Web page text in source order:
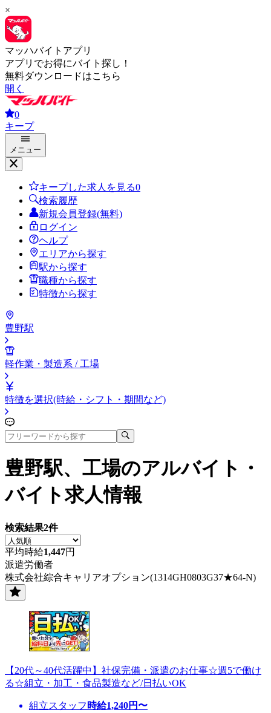
×
マッハバイトアプリ
アプリでお得にバイト探し！
無料ダウンロードはこちら
開く
0
キープ
メニュー
キープした求人を見る0
検索履歴
新規会員登録(無料)
ログイン
ヘルプ
エリアから探す
駅から探す
職種から探す
特徴から探す
豊野駅
軽作業・製造系 / 工場
特徴を選択(時給・シフト・期間など)
豊野駅、工場のアルバイト・
バイト求人情報
検索結果2件
平均時給1,447円
派遣労働者
株式会社綜合キャリアオプション(1314GH0803G37★64-N)
【20代～40代活躍中】社保完備・派遣のお仕事☆週5で働け
る☆組立・加工・食品製造など/日払いOK
組立スタッフ 時給1,240円〜